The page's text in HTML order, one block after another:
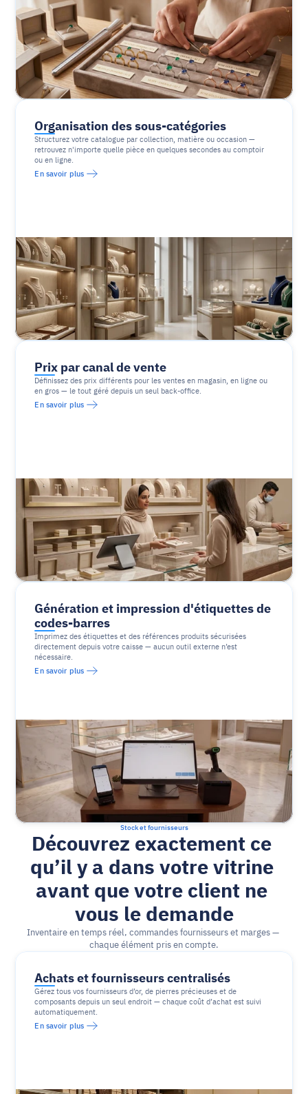
Organisation des sous-catégories
Structurez votre catalogue par collection, matière ou occasion —
retrouvez n'importe quelle pièce en quelques secondes au comptoir
ou en ligne.
En savoir plus
Prix par canal de vente
Définissez des prix différents pour les ventes en magasin, en ligne ou
en gros — le tout géré depuis un seul back-office.
En savoir plus
Génération et impression d'étiquettes de
codes-barres
Imprimez des étiquettes et des références produits sécurisées
directement depuis votre caisse — aucun outil externe n’est
nécessaire.
En savoir plus
Stock et fournisseurs
Découvrez exactement ce
qu’il y a dans votre vitrine
avant que votre client ne
vous le demande
Inventaire en temps réel, commandes fournisseurs et marges —
chaque élément pris en compte.
Achats et fournisseurs centralisés
Gérez tous vos fournisseurs d’or, de pierres précieuses et de
composants depuis un seul endroit — chaque coût d’achat est suivi
automatiquement.
En savoir plus